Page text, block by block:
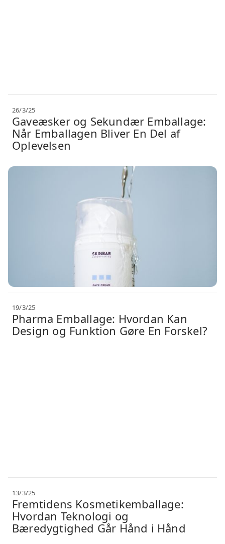
26/3/25
Gaveæsker og Sekundær Emballage:
Når Emballagen Bliver En Del af
Oplevelsen
19/3/25
Pharma Emballage: Hvordan Kan
Design og Funktion Gøre En Forskel?
13/3/25
Fremtidens Kosmetikemballage:
Hvordan Teknologi og
Bæredygtighed Går Hånd i Hånd